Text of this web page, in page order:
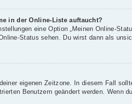
in der Online-Liste auftaucht?
eine Option „Meinen Online-
Status sehen. Du wirst dann als
eigenen Zeitzone. In diesem Fall
Benutzern geändert werden.